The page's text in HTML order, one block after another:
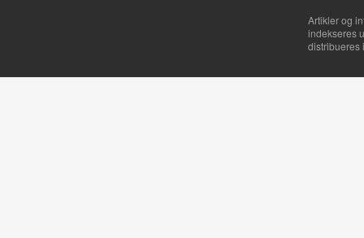
Artikler og
indekseres
distribueres